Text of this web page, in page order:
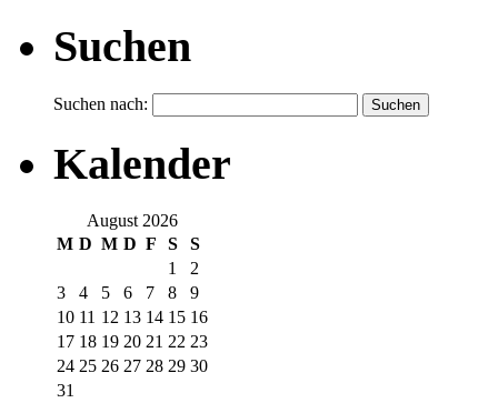
Suchen
Suchen nach:
Kalender
August 2026
M D M D F S
S
1
2
3
4 5 6 7 8
9
10 11 12 13 14 15 16
17 18 19 20 21 22 23
24 25 26 27 28 29 30
31